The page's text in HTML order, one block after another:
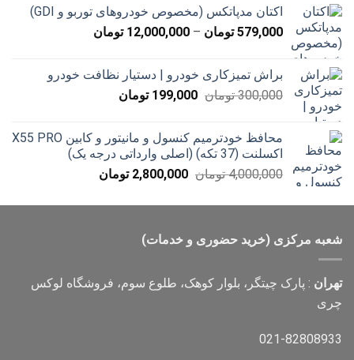
تا
20,000 تومان
اکتان مدپاتکس (مخصوص خودروهای توربو و GDI)
579,000 تومان –
12,000,000 تومان
تا
براش تمیزکاری خودرو | دستیار نظافت خودرو
300,000 تومان قیمت
بود.
199,000 تومانقیمت
است.
محافظ خودترمیم کنسول و مانیتور و کابین X55 PRO
اکسلنت (37 تکه) (اصلی وارداتی درجه یک)
4,000,000 تومان قیمت
4,000,000 تومان
2,800,000 تومانقیمت
2,800,000 تومان
شعبه مرکزی (خرید حضوری و خدمات)
تهران : پارک چیتگر، بلوار کوهک، طلوع سوم، فروشگاه لوکس
چری
021-82808933